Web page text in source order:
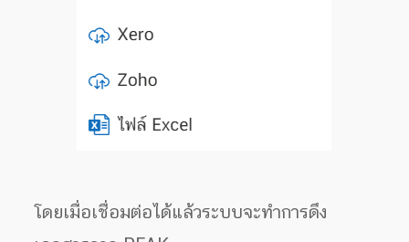
โดยเมื่อเชื่อมต่อได้แล้วระบบจะทำการดึง